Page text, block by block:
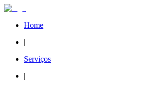
Home
|
Serviços
|